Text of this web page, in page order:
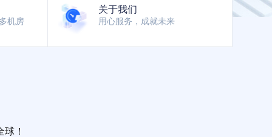
机房
关于我们
用心服务，成就未来
！